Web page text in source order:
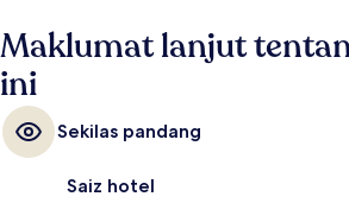
Maklumat lanjut
ini
Sekilas pandang
Saiz hotel